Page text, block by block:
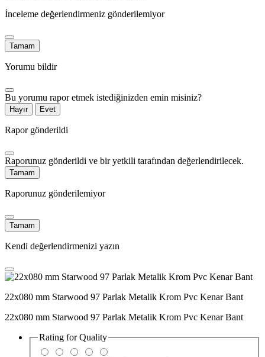
İnceleme değerlendirmeniz gönderilemiyor
Tamam
Yorumu bildir
Bu yorumu rapor etmek istediğinizden emin misiniz?
Hayır Evet
Rapor gönderildi
Raporunuz gönderildi ve bir yetkili tarafından değerlendirilecek.
Tamam
Raporunuz gönderilemiyor
Tamam
Kendi değerlendirmenizi yazın
22x080 mm Starwood 97 Parlak Metalik Krom Pvc Kenar Bant
22x080 mm Starwood 97 Parlak Metalik Krom Pvc Kenar Bant
Rating forQuality